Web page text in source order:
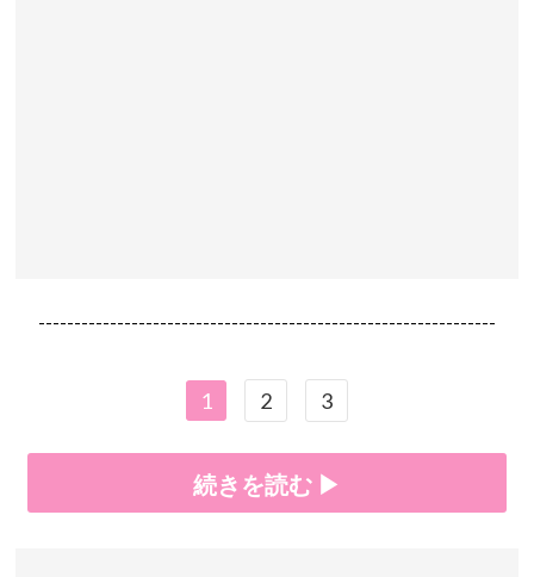
----------------------------------------------------------------
1 2 3
続きを読む ▶